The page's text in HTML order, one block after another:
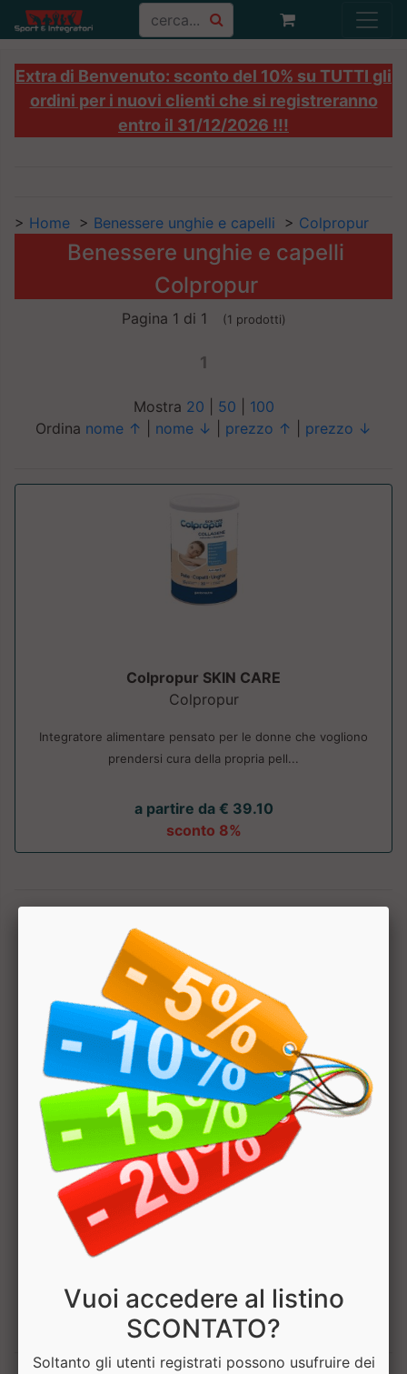
Extra di Benvenuto: sconto del 10% su TUTTI gli
ordini per i nuovi clienti che si registreranno
entro il 31/12/2026 !!!
> Home > Benessere unghie e capelli > Colpropur
Benessere unghie e capelli
Colpropur
Pagina 1 di 1 (1 prodotti)
1
Mostra 20 50
100
Ordina nome ↑ nome ↓ prezzo ↑ prezzo ↓
Colpropur SKIN CARE
Colpropur
Integratore alimentare pensato per le donne che vogliono
prendersi cura della propria pell...
a partire da € 39.10
sconto 8%
Hai bisogno di aiuto? Chatta con noi
Vuoi accedere al listino
SCONTATO?
Soltanto gli utenti registrati possono usufruire dei